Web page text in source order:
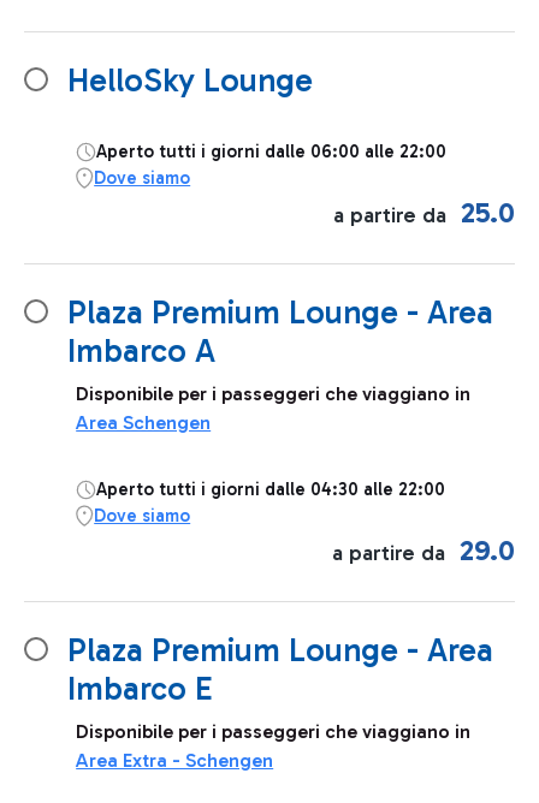
HelloSky Lounge
Aperto tutti i giorni dalle 06:00 alle 22:00
Dove siamo
a partire da 25.0
Plaza Premium Lounge - Area
Imbarco A
Disponibile per i passeggeri che viaggiano in
Area Schengen
Aperto tutti i giorni dalle 04:30 alle 22:00
Dove siamo
a partire da 29.0
Plaza Premium Lounge - Area
Imbarco E
Disponibile per i passeggeri che viaggiano in
Area Extra - Schengen